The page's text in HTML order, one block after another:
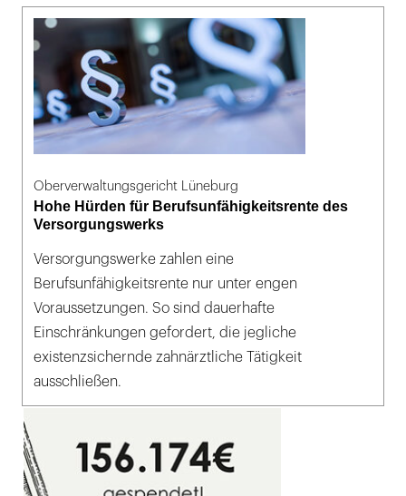
Oberverwaltungsgericht Lüneburg
Hohe Hürden für Berufsunfähigkeitsrente des
Versorgungswerks
Versorgungswerke zahlen eine
Berufsunfähigkeitsrente nur unter engen
Voraussetzungen. So sind dauerhafte
Einschränkungen gefordert, die jegliche
existenzsichernde zahnärztliche Tätigkeit
ausschließen.